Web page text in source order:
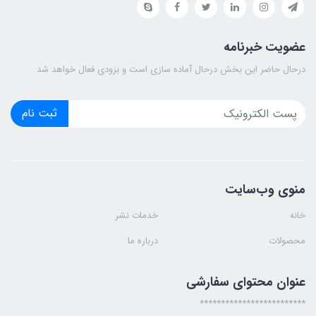
عضویت خبرنامه
درحال حاضر این بخش درحال آماده سازی است و بزودی فعال خواهد شد
ثبت نام
منوی وب‌سایت
خانه
خدمات نشر
محصولات
درباره ما
عنوان محتوای سفارشی
*************************